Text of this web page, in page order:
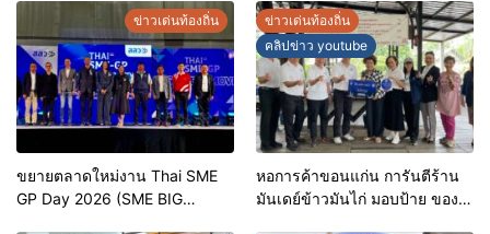
เพื่อเชื่อมความสัมพันธ์อันดีของ
หน่วยงานในกระบวนการ
ยุติธรรม
ท้องถิ่นรับมืออัคคีภัยตาม
มาตรฐานสากล
ข่าวเด่นท้องถิ่น
ขยายตลาดใหม่งาน Thai SME
GP Day 2026 (SME BIG
ข่าวเด่นท้องถิ่น
คลิปข่าว youtube
หอการค้าขอนแก่น การันตีร้าน
มันเดย์ข้าวมันไก่ มอบป้าย ของดี